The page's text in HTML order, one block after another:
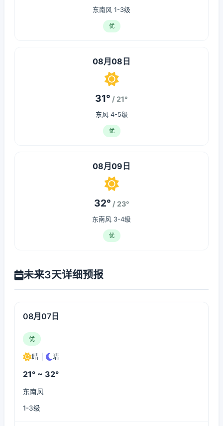
东南风 1-3级
优
08月08日
31° / 21°
东风 4-5级
优
08月09日
32° / 23°
东南风 3-4级
优
未来3天详细预报
08月07日
优
晴 晴
21° ~ 32°
东南风
1-3级